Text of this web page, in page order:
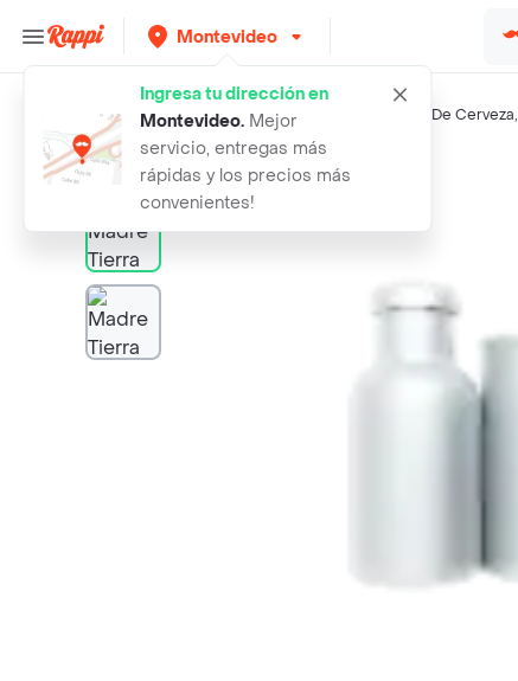
Montevideo
Ingresa tu dirección en
Montevideo. Mejor
servicio, entregas más
rápidas y los precios más
convenientes!
Búsquedas relacionadas:Productos naturales Levadura De Cerveza,
Rappi madre tierra levadura de cerveza